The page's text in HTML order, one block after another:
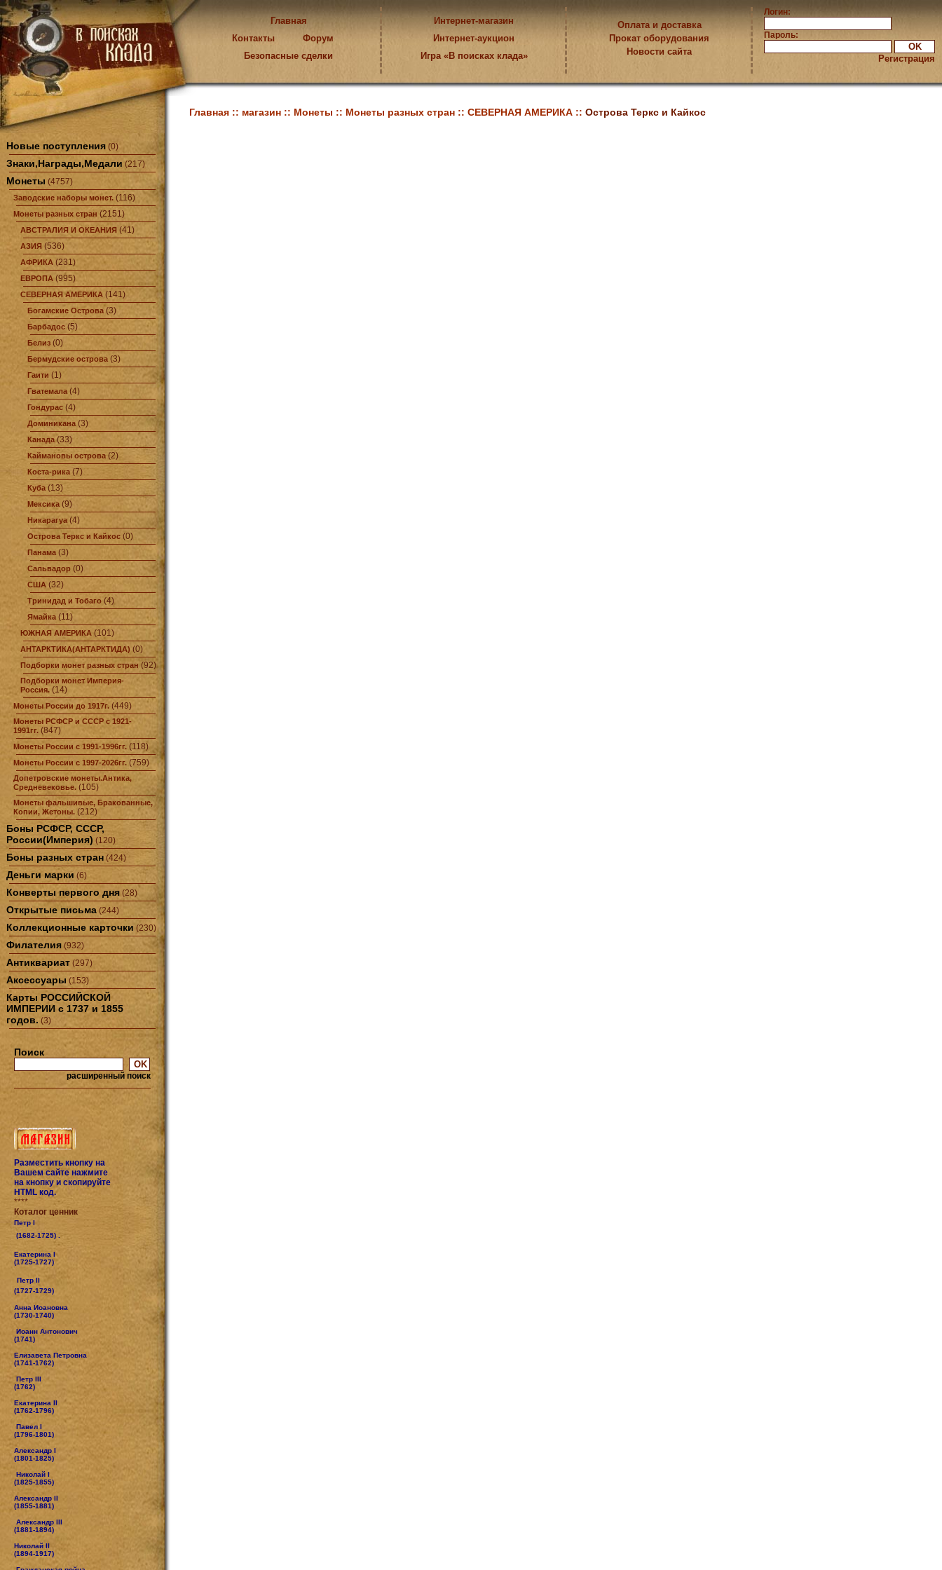
Главная
Контакты
Форум
Безопасные сделки
Интернет-магазин
Интернет-аукцион
Игра «В поисках клада»
Оплата и доставка
Прокат оборудования
Новости сайта
Логин:
Пароль:
Регистрация
Новые поступления (0)
Знаки,Награды,Медали (217)
Монеты (4757)
Заводские наборы монет. (116)
Монеты разных стран (2151)
АВСТРАЛИЯ И ОКЕАНИЯ (41)
АЗИЯ (536)
АФРИКА (231)
ЕВРОПА (995)
СЕВЕРНАЯ АМЕРИКА (141)
Богамские Острова(3)
Барбадос (5)
Белиз (0)
Бермудские острова (3)
Гаити (1)
Гватемала(4)
Гондурас (4)
Доминикана(3)
Канада(33)
Каймановы острова (2)
Коста-рика (7)
Куба (13)
Мексика (9)
Никарагуа (4)
Острова Теркс и Кайкос (0)
Панама(3)
Сальвадор (0)
США (32)
Тринидад и Тобаго (4)
Ямайка (11)
ЮЖНАЯ АМЕРИКА (101)
АНТАРКТИКА(АНТАРКТИДА)(0)
Подборки монет разных стран (92)
Подборки монет Империя-
Россия. (14)
Монеты России до 1917г. (449)
Монеты РСФСР и СССР с 1921-
1991гг. (847)
Монеты России с 1991-1996гг. (118)
Монеты России с 1997-2026гг. (759)
Допетровские монеты.Антика,
Средневековье. (105)
Монеты фальшивые, Бракованные,
Копии, Жетоны. (212)
Боны РСФСР, СССР,
России(Империя) (120)
Боны разных стран (424)
Деньги марки (6)
Конверты первого дня (28)
Открытые письма (244)
Коллекционные карточки (230)
Филателия (932)
Антиквариат (297)
Аксессуары (153)
Карты РОССИЙСКОЙ
ИМПЕРИИ с 1737 и 1855
годов. (3)
Поиск
расширенный поиск
Разместить кнопку на
Вашем сайте нажмите
на кнопку и скопируйте
HTML код.
****
Коталог ценник
Петр I
(1682-1725) .
Екатерина I
(1725-1727)
Петр II
(1727-1729)
Анна Иоановна
(1730-1740)
Иоанн Антонович
(1741)
Елизавета Петровна
(1741-1762)
Петр III
(1762)
Екатерина II
(1762-1796)
Павел I
(1796-1801)
Александр I
(1801-1825)
Николай I
(1825-1855)
Александр II
(1855-1881)
Александр III
(1881-1894)
Николай II
(1894-1917)
Главная :: магазин :: Монеты :: Монеты разных стран :: СЕВЕРНАЯ АМЕРИКА :: Острова Теркс и Кайкос